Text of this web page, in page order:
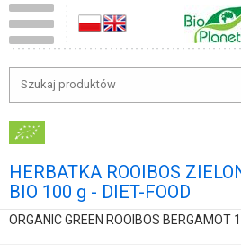
HERBATKA ROOIBOS
BIO 100 g - DIET-FOOD
ORGANIC GREEN ROOIBOS BERGAMOT